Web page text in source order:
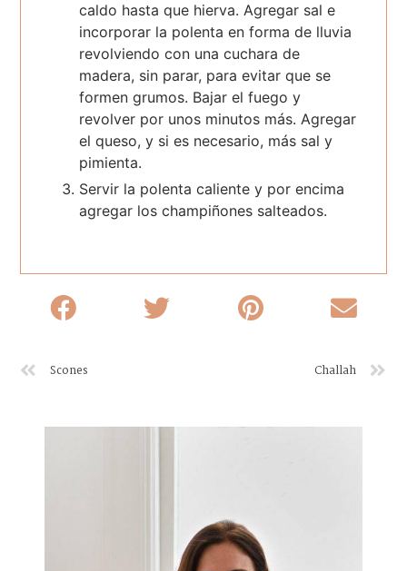
caldo hasta que hierva. Agregar sal e
incorporar la polenta en forma de lluvia
revolviendo con una cuchara de
madera, sin parar, para evitar que se
formen grumos. Bajar el fuego y
revolver por unos minutos más. Agregar
el queso, y si es necesario, más sal y
pimienta.
Servir la polenta caliente y por encima
agregar los champiñones salteados.
Scones Challah